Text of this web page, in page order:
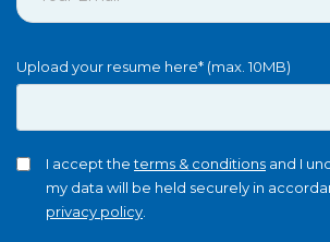
Upload your resume here* (max. 10MB)
I accept theterms & conditions and I
my data will be held securely in
privacy policy